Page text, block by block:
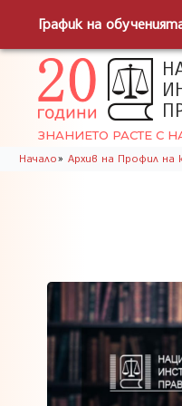
График на
ЗНАНИЕТО РАСТЕ С
Начало» Архив на Профил на